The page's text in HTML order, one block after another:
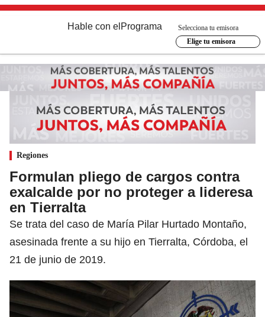
Hable con el Programa
Selecciona tu emisora
Elige tu emisora
Regiones
Formulan pliego de cargos contra
exalcalde por no proteger a lideresa
en Tierralta
Se trata del caso de María Pilar Hurtado Montaño,
asesinada frente a su hijo en Tierralta, Córdoba, el
21 de junio de 2019.